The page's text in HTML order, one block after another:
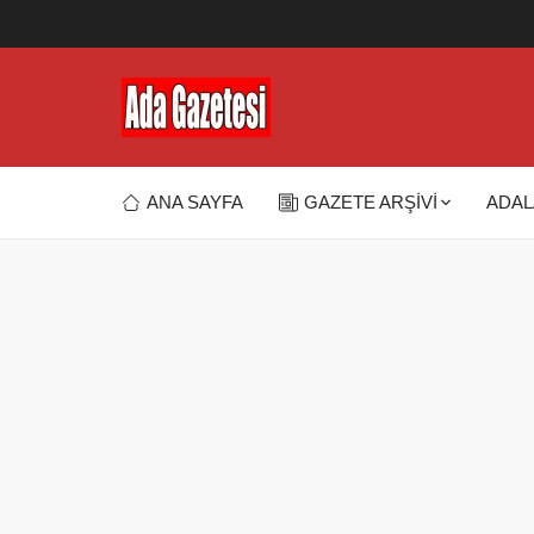
ANA SAYFA GAZETE ARŞİVİ